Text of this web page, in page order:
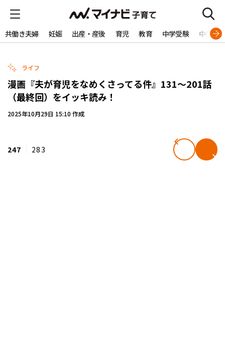
共働き夫婦 妊娠 出産・産後 育児 教育 中学受験 中学生
ライフ
漫画『夫が育児をなめくさってる件』131～201話
（最終回）をイッキ読み！
2025年10月29日 15:10 作成
247 283